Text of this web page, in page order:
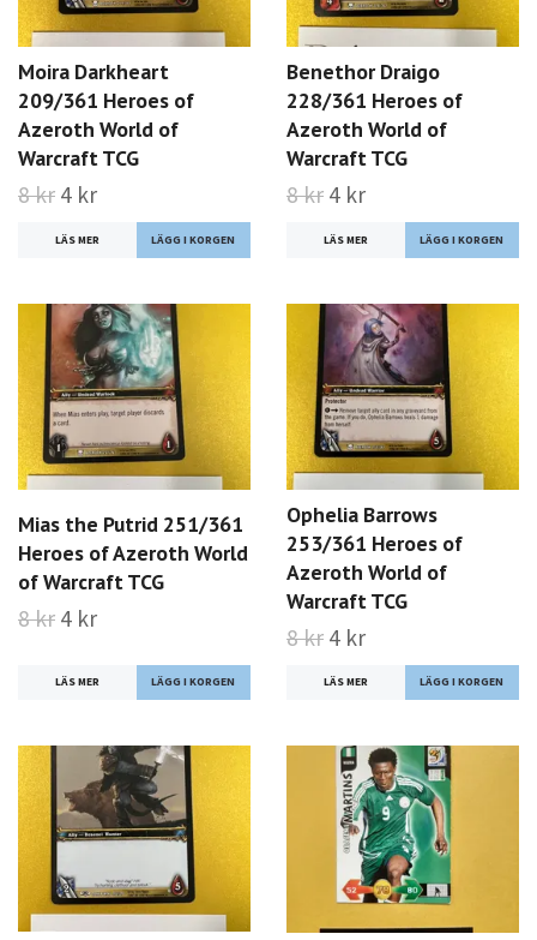
Moira Darkheart
209/361 Heroes of
Azeroth World of
Warcraft TCG
8 kr 4 kr
LÄS MER
Benethor Draigo
228/361 Heroes of
Azeroth World of
Warcraft TCG
8 kr 4 kr
LÄS MER
Mias the Putrid 251/361
Heroes of Azeroth World
of Warcraft TCG
8 kr 4 kr
LÄS MER
Ophelia Barrows
253/361 Heroes of
Azeroth World of
Warcraft TCG
8 kr 4 kr
LÄS MER